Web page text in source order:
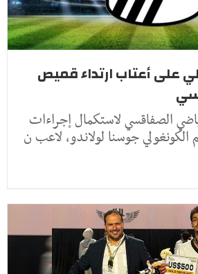
على أعتاب ارتداء قميص
الصفاقسي لاستكمال إجراءات
الكونغولي جوسنا لولاندو، لاعب ن